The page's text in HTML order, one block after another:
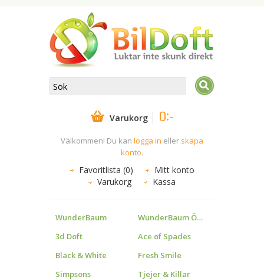
Varukorg 0:-
Välkommen! Du kan logga in eller skapa
konto.
Favoritlista (0)
Mitt konto
Varukorg
Kassa
WunderBaum
WunderBaum Övrigt
3d Doft
Ace of Spades
Black & White
Fresh Smile
Simpsons
Tjejer & Killar